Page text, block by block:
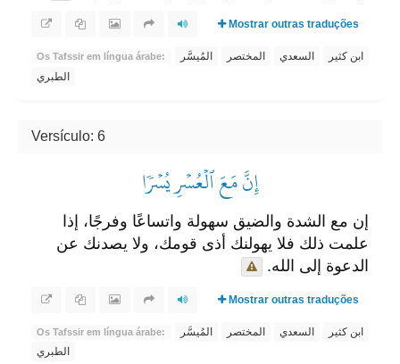
Mostrar outras traduções
Os Tafssir em língua árabe: المُيسَّر المختصر السعدي
ابن كثير
الطبري
Versículo: 6
إِنَّ مَعَ ٱلۡعُسۡرِ يُسۡرٗا
إن مع الشدة والضيق سهولة واتساعًا وفرجًا، إذا
علمت ذلك فلا يهولنك أذى قومك، ولا يصدنك عن
الدعوة إلى الله.
Mostrar outras traduções
Os Tafssir em língua árabe: المُيسَّر المختصر السعدي
ابن كثير
الطبري